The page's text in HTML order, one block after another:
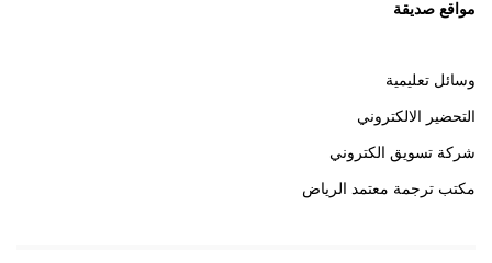
مواقع صديقة
وسائل تعليمية
التحضير الالكتروني
شركة تسويق الكتروني
مكتب ترجمة معتمد الرياض